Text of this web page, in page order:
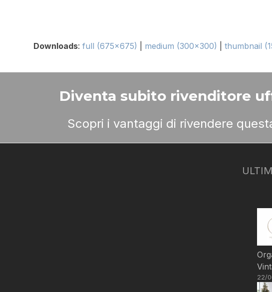
Downloads:full (675x675) medium (300x300) |thumbnail
Diventa subito rivenditore
Scopri i vantaggi di rivendere
22/